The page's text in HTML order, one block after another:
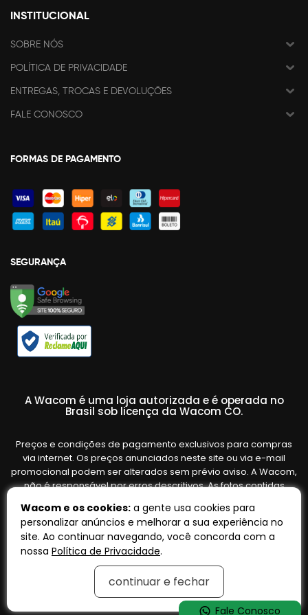
INSTITUCIONAL
SOBRE NÓS
POLÍTICA DE PRIVACIDADE
ENTREGAS, TROCAS E DEVOLUÇÕES
FALE CONOSCO
FORMAS DE PAGAMENTO
SEGURANÇA
A Wacom é uma loja autorizada e é operada no
Brasil sob licença da Wacom CO.
Preços e condições de pagamento exclusivos para compras
via internet. Os preços anunciados neste site ou via e-mail
promocional podem ser alterados sem prévio aviso. A Wacom,
não é responsável por erros descritivos. As fotos contidas
variar de acordo com o fornecedor/lote do fabricante. Ofertas
válidas até o término de nossos estoques. Vendas sujeitas à
análise e confirmação de dados.
OpenK
Wacom e os cookies: a gente usa cookies para
personalizar anúncios e melhorar a sua experiência no
site. Ao continuar navegando, você concorda com a
nossa Política de Privacidade.
continuar e fechar
Fale Conosco